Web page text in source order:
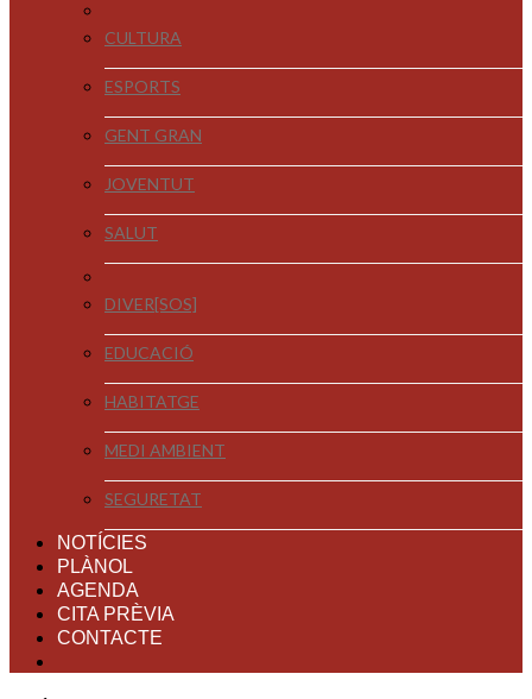
CULTURA
ESPORTS
GENT GRAN
JOVENTUT
SALUT
DIVER[SOS]
EDUCACIÓ
HABITATGE
MEDI AMBIENT
SEGURETAT
NOTÍCIES
PLÀNOL
AGENDA
CITA PRÈVIA
CONTACTE